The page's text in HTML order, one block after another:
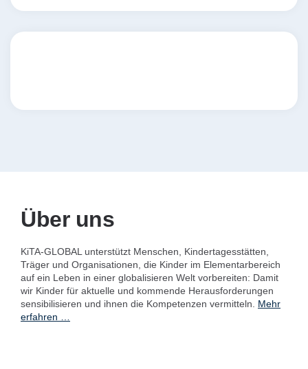
Über uns
KiTA-GLOBAL unterstützt Menschen, Kindertagesstätten,
Träger und Organisationen, die Kinder im Elementarbereich
auf ein Leben in einer globalisieren Welt vorbereiten: Damit
wir Kinder für aktuelle und kommende Herausforderungen
sensibilisieren und ihnen die Kompetenzen vermitteln. Mehr
erfahren …